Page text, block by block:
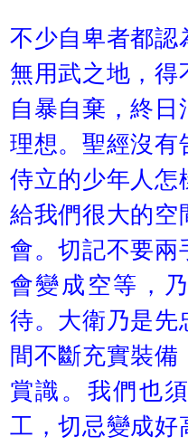
不少自卑者都認
無用武之地，得
自暴自棄，終日
理想。聖經沒有
侍立的少年人怎
給我們很大的空
會。切記不要兩
會變成空等，
待。大衛乃是先
間不斷充實裝備
賞識。我們也
工，切忌變成好